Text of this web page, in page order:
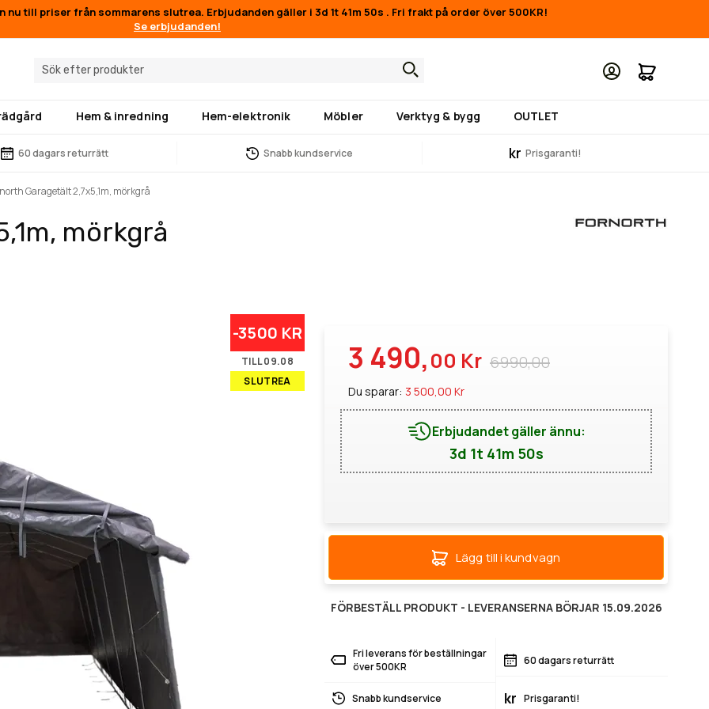
nu till priser från sommarens slutrea. Erbjudanden gäller i 3d 1t 41m 49s . Fri frakt på order över 500KR!
Se erbjudanden!
Min
Hem & inredning Hem-elektronik Möbler Verktyg & bygg OUTLET
60 dagars returrätt Snabb kundservice kr Prisgaranti!
Garagetält 2,7x5,1m, mörkgrå
mörkgrå
-3500 KR
TILL 09.08
SLUTREA
6990,00
3 490,00 Kr
Du sparar: 3 500,00 Kr
Erbjudandet gäller ännu:
3d 1t 41m 49s
Lägg till i kundvagn
FÖRBESTÄLL PRODUKT - LEVERANSERNA BÖRJAR 15.09.2026
Fri leverans för beställningar
över 500KR
60 dagars returrätt
Snabb kundservice kr Prisgaranti!